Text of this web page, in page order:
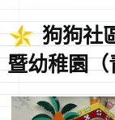
狗狗社
暨幼稚園